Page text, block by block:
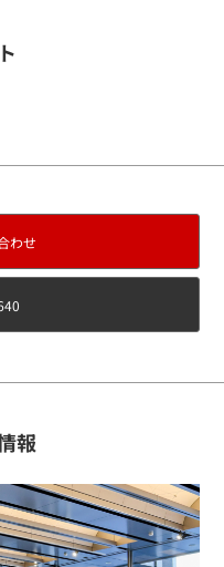
お問い合わせ
い合わせ
わせ
報